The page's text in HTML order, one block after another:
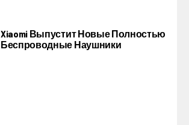
Xiaomi Выпустит Новые Полностью
Беспроводные Наушники